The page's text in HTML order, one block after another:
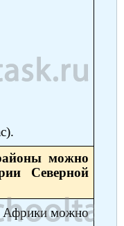
можно
Северной
Африки можно